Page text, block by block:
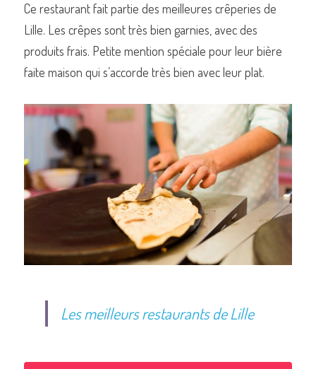
Ce restaurant fait partie des meilleures crêperies de
Lille. Les crêpes sont très bien garnies, avec des
produits frais. Petite mention spéciale pour leur bière
faite maison qui s’accorde très bien avec leur plat.
Les meilleurs restaurants de Lille